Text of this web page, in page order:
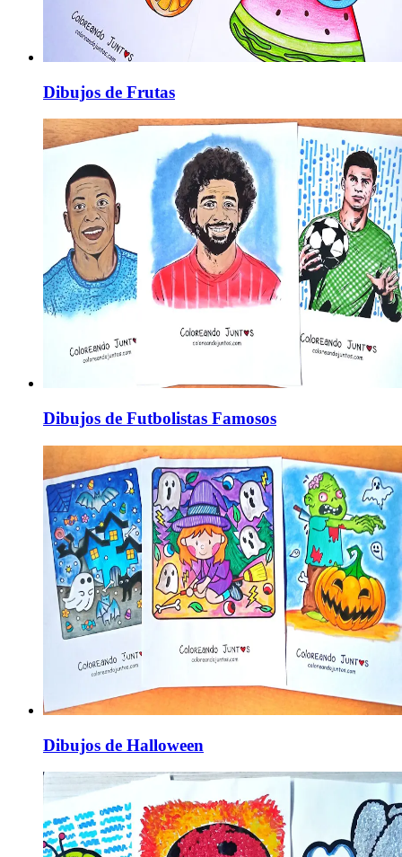
Dibujos de Frutas
Dibujos de Futbolistas Famosos
Dibujos de Halloween